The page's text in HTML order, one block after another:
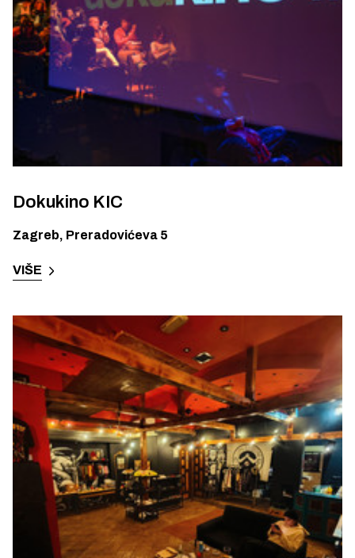
Dokukino KIC
Zagreb, Preradovićeva 5
VIŠE